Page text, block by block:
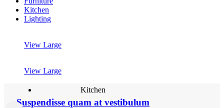
Kitchen
Lighting
View Large
Kitchen
Suspendisse quam at vestibulum
View Large